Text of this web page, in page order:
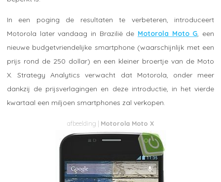
In een poging de resultaten te verbeteren, introduceert
Motorola later vandaag in Brazilië de Motorola Moto G , een
nieuwe budgetvriendelijke smartphone (waarschijnlijk met een
prijs rond de 250 dollar) en een kleiner broertje van de Moto
X. Strategy Analytics verwacht dat Motorola, onder meer
dankzij de prijsverlagingen en deze introductie, in het vierde
kwartaal een miljoen smartphones zal verkopen.
Motorola Moto X